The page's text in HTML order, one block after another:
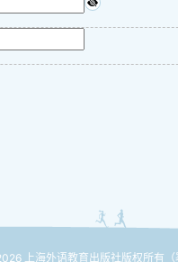
上海外语教育出版社版权所有